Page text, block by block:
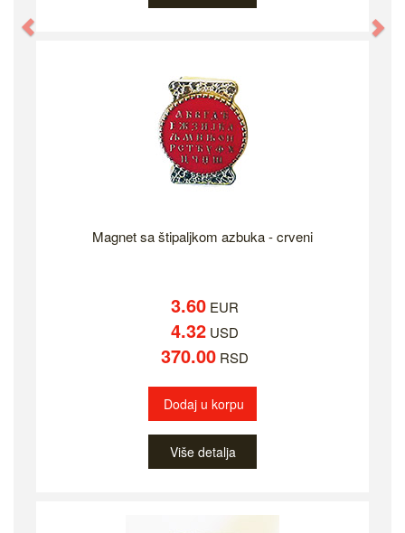
Magnet sa štipaljkom azbuka - crveni
3.60 EUR
4.32 USD
370.00 RSD
Dodaj u korpu
Više detalja